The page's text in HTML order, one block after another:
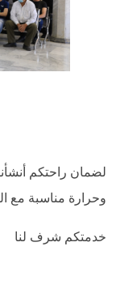
لضمان راحتكم
وحرارة مناسبة مع
خدمتكم شرف لنا